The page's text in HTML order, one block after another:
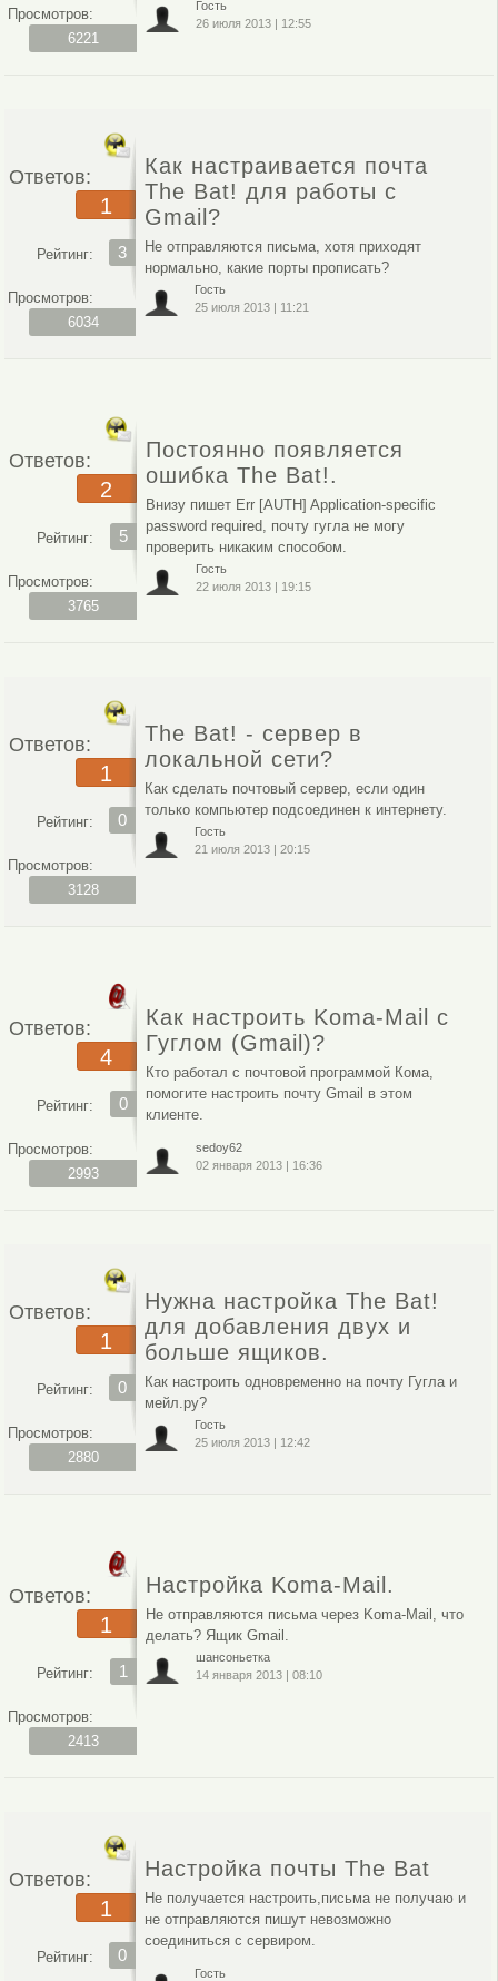
Просмотров:
6221
Гость
26 июля 2013| 12:55
Ответов:
1
Рейтинг: 3
Просмотров:
6034
Как настраивается почта
The Bat! для работы с
Gmail?
Не отправляются письма, хотя приходят
нормально, какие порты прописать?
Гость
25 июля 2013 | 11:21
Ответов:
2
Рейтинг: 5
Просмотров:
3765
Постоянно появляется
ошибка The Bat!.
Внизу пишет Err [AUTH] Application-specific
password required, почту гугла не могу
проверить никаким способом.
Гость
22 июля 2013| 19:15
Ответов:
1
Рейтинг: 0
Просмотров:
3128
The Bat! - сервер в
локальной сети?
Как сделать почтовый сервер, если один
только компьютер подсоединен к интернету.
Гость
21 июля 2013 |20:15
Ответов:
4
Рейтинг: 0
Просмотров:
2993
Как настроить Koma-Mail с
Гуглом (Gmail)?
Кто работал с почтовой программой Кома,
помогите настроить почту Gmail в этом
клиенте.
sedoy62
02 января 2013| 16:36
Ответов:
1
Рейтинг: 0
Просмотров:
2880
Нужна настройка The Bat!
для добавления двух и
больше ящиков.
Как настроить одновременно на почту Гугла и
мейл.ру?
Гость
25 июля 2013 | 12:42
Ответов:
1
Рейтинг: 1
Просмотров:
2413
Настройка Koma-Mail.
Не отправляются письма через Koma-Mail, что
делать? Ящик Gmail.
шансоньетка
14 января 2013| 08:10
Ответов:
1
Рейтинг: 0
Настройка почты The Bat
Не получается настроить,письма не получаю и
не отправляются пишут невозможно
соединиться с сервиром.
Гость